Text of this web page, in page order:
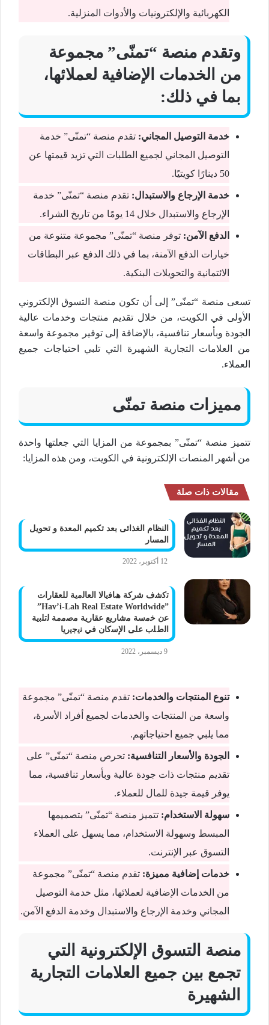
الكهربائية والإلكترونيات والأدوات المنزلية.
وتقدم منصة “تمنّى” مجموعة
من الخدمات الإضافية لعملائها،
بما في ذلك:
خدمة التوصيل المجاني: تقدم منصة “تمنّى” خدمة
التوصيل المجاني لجميع الطلبات التي تزيد قيمتها عن
50 دينارًا كويتيًا.
خدمة الإرجاع والاستبدال: تقدم منصة “تمنّى” خدمة
الإرجاع والاستبدال خلال 14 يومًا من تاريخ الشراء.
الدفع الآمن: توفر منصة “تمنّى” مجموعة متنوعة من
خيارات الدفع الآمنة، بما في ذلك الدفع عبر البطاقات
الائتمانية والتحويلات البنكية.
تسعى منصة “تمنّى” إلى أن تكون منصة التسوق الإلكتروني
الأولى في الكويت، من خلال تقديم منتجات وخدمات عالية
الجودة وبأسعار تنافسية، بالإضافة إلى توفير مجموعة واسعة
من العلامات التجارية الشهيرة التي تلبي احتياجات جميع
العملاء.
مميزات منصة تمنّى
تتميز منصة “تمنّى” بمجموعة من المزايا التي جعلتها واحدة
من أشهر المنصات الإلكترونية في الكويت، ومن هذه المزايا:
مقالات ذات صلة
النظام الغذائى بعد تكميم المعدة و تحويل
المسار
12 أكتوبر، 2022
ﺗﻛﺷف ﺷرﻛﺔ ھﺎﻓﯾﺎﻻ اﻟﻌﺎﻟﻣﯾﺔ ﻟﻠﻌﻘﺎرات
”Hav’i-Lah Real Estate Worldwide”
ﻋن ﺧﻣﺳﺔ ﻣﺷﺎرﯾﻊ ﻋﻘﺎرﯾﺔ ﻣﺻﻣﻣﺔ ﻟﺗﻠﺑﯾﺔ
اﻟطﻠب ﻋﻠﻰ اﻹﺳﻛﺎن ﻓﻲ ﻧﯾﺟﯾرﯾﺎ
9 ديسمبر، 2022
تنوع المنتجات والخدمات: تقدم منصة “تمنّى” مجموعة
واسعة من المنتجات والخدمات لجميع أفراد الأسرة،
مما يلبي جميع احتياجاتهم.
الجودة والأسعار التنافسية: تحرص منصة “تمنّى” على
تقديم منتجات ذات جودة عالية وبأسعار تنافسية، مما
يوفر قيمة جيدة للمال للعملاء.
سهولة الاستخدام: تتميز منصة “تمنّى” بتصميمها
المبسط وسهولة الاستخدام، مما يسهل على العملاء
التسوق عبر الإنترنت.
خدمات إضافية مميزة: تقدم منصة “تمنّى” مجموعة
من الخدمات الإضافية لعملائها، مثل خدمة التوصيل
المجاني وخدمة الإرجاع والاستبدال وخدمة الدفع الآمن.
منصة التسوق الإلكترونية التي
تجمع بين جميع العلامات التجارية
الشهيرة